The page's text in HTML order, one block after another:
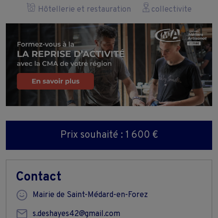
Hôtellerie et restauration collectivite
Prix souhaité : 1 600 €
Contact
Mairie de Saint-Médard-en-Forez
s.deshayes42@gmail.com